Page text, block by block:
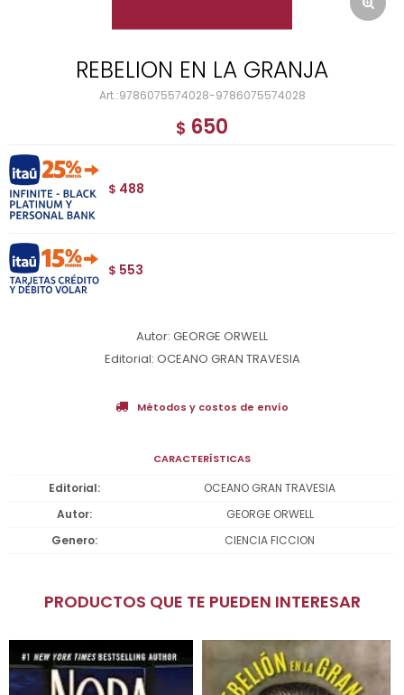
REBELION EN LA GRANJA
9786075574028-9786075574028
$ 650
$ 488
$ 553
Autor: GEORGE ORWELL
Editorial: OCEANO GRAN TRAVESIA
Métodos y costos de envío
CARACTERÍSTICAS
Editorial
OCEANO GRAN TRAVESIA
Autor
GEORGE ORWELL
Genero
CIENCIA FICCION
PRODUCTOS QUE TE PUEDEN INTERESAR